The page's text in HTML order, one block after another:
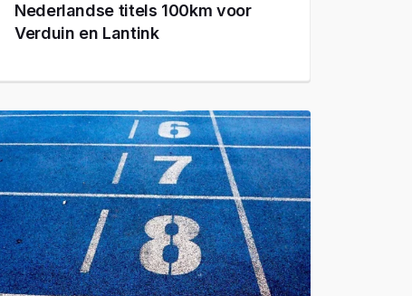
Nederlandse titels 100km voor
Verduin en Lantink